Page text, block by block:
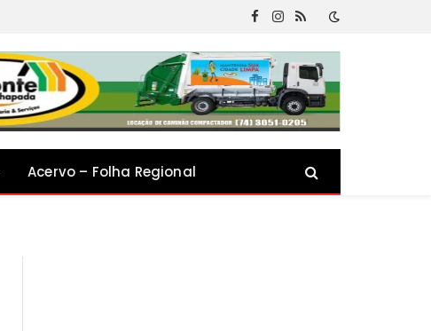
Facebook
Instagram
RSS
Acervo – Folha Regional